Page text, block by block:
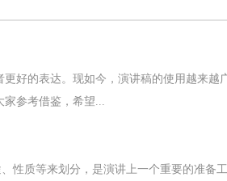
好的表达。现如今，演讲稿的使用越来越
家参考借鉴，希望...
性质等来划分，是演讲上一个重要的准备